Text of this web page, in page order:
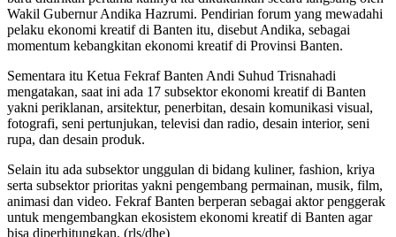
Wakil Gubernur Andika Hazrumi. Pendirian forum yang mewadahi
pelaku ekonomi kreatif di Banten itu, disebut Andika, sebagai
momentum kebangkitan ekonomi kreatif di Provinsi Banten.
Sementara itu Ketua Fekraf Banten Andi Suhud Trisnahadi
mengatakan, saat ini ada 17 subsektor ekonomi kreatif di Banten
yakni periklanan, arsitektur, penerbitan, desain komunikasi visual,
fotografi, seni pertunjukan, televisi dan radio, desain interior, seni
rupa, dan desain produk.
Selain itu ada subsektor unggulan di bidang kuliner, fashion, kriya
serta subsektor prioritas yakni pengembang permainan, musik, film,
animasi dan video. Fekraf Banten berperan sebagai aktor penggerak
untuk mengembangkan ekosistem ekonomi kreatif di Banten agar
bisa diperhitungkan. (rls/dhe)